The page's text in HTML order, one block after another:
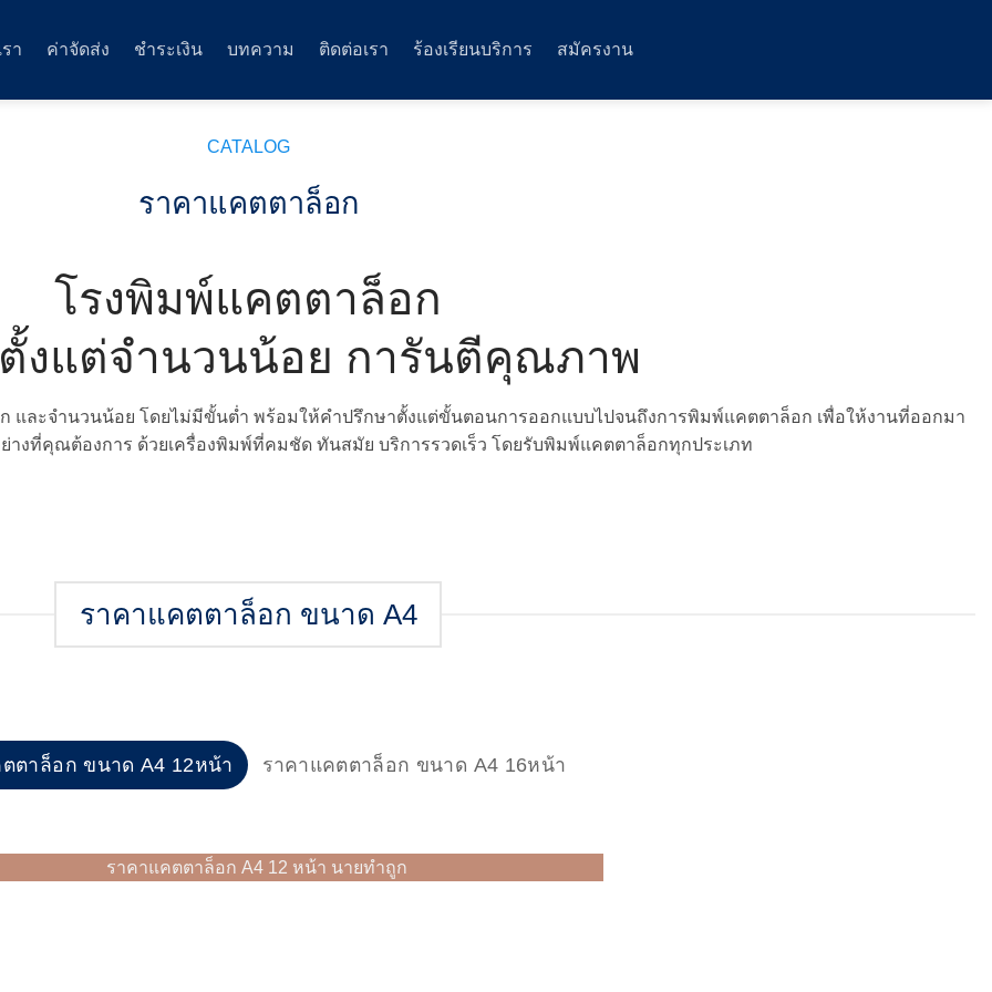
า ค่าจัดส่ง ชำระเงิน บทความ ติดต่อเรา ร้องเรียนบริการ สมัครงาน
CATALOG
ราคาแคตตาล็อก
โรงพิมพ์แคตตาล็อก
งแต่จำนวนน้อย การันตีคุณภาพ
และจำนวนน้อย โดยไม่มีขั้นต่ำ พร้อมให้คำปรึกษาตั้งแต่ขั้นตอนการออกแบบไปจนถึงการพิมพ์แคตตาล็อก เพื่อให้งานที่ออกมา
งที่คุณต้องการ ด้วยเครื่องพิมพ์ที่คมชัด ทันสมัย บริการรวดเร็ว โดยรับพิมพ์แคตตาล็อกทุกประเภท
ราคาแคตตาล็อก ขนาด A4
ตาล็อก ขนาด A4 12หน้า ราคาแคตตาล็อก ขนาด A4 16หน้า